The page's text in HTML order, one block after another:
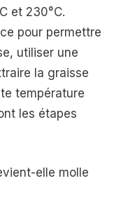
et 230°C.
pour permettre
utiliser une
la graisse
température
les étapes
elle molle